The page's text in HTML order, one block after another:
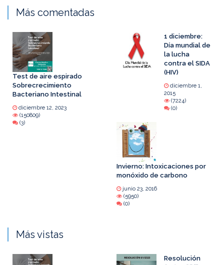
Más comentadas
Test de aire espirado
Sobrecrecimiento
Bacteriano Intestinal
diciembre 12, 2023
(150809)
(3)
1 diciembre:
Día mundial de
la lucha
contra el SIDA
(HIV)
diciembre 1,
2015
(7224)
(0)
Invierno: Intoxicaciones por
monóxido de carbono
junio 23, 2016
(5950)
(0)
Más vistas
Resolución